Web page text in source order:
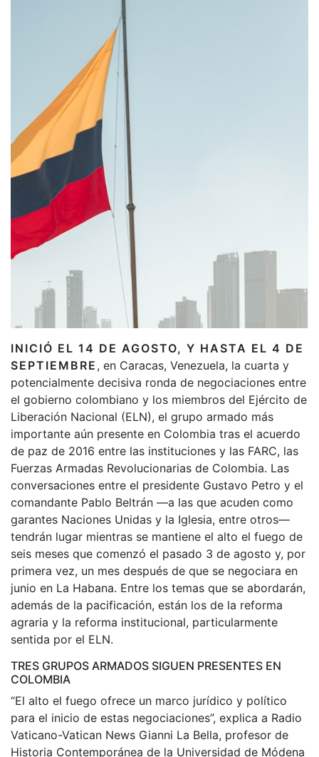
INICIÓ EL 14 DE AGOSTO, Y HASTA EL 4 DE
SEPTIEMBRE , en Caracas, Venezuela, la cuarta y
potencialmente decisiva ronda de negociaciones entre
el gobierno colombiano y los miembros del Ejército de
Liberación Nacional (ELN), el grupo armado más
importante aún presente en Colombia tras el acuerdo
de paz de 2016 entre las instituciones y las FARC, las
Fuerzas Armadas Revolucionarias de Colombia. Las
conversaciones entre el presidente Gustavo Petro y el
comandante Pablo Beltrán —a las que acuden como
garantes Naciones Unidas y la Iglesia, entre otros—
tendrán lugar mientras se mantiene el alto el fuego de
seis meses que comenzó el pasado 3 de agosto y, por
primera vez, un mes después de que se negociara en
junio en La Habana. Entre los temas que se abordarán,
además de la pacificación, están los de la reforma
agraria y la reforma institucional, particularmente
sentida por el ELN.
TRES GRUPOS ARMADOS SIGUEN PRESENTES EN
COLOMBIA
“El alto el fuego ofrece un marco jurídico y político
para el inicio de estas negociaciones”, explica a Radio
Vaticano-Vatican News Gianni La Bella, profesor de
Historia Contemporánea de la Universidad de Módena